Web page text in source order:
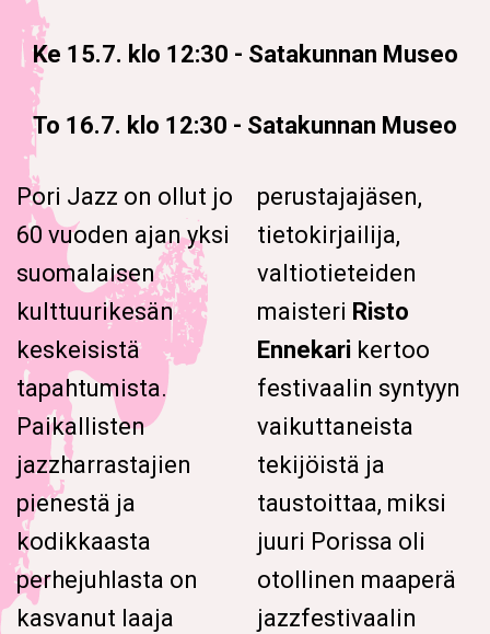
Ke 15.7. klo 12:30 - Satakunnan Museo
To 16.7. klo 12:30 - Satakunnan Museo
Pori Jazz on ollut jo
60 vuoden ajan yksi
suomalaisen
kulttuurikesän
keskeisistä
tapahtumista.
Paikallisten
jazzharrastajien
pienestä ja
kodikkaasta
perhejuhlasta on
kasvanut laaja
perustajajäsen,
tietokirjailija,
valtiotieteiden
maisteri Risto
Ennekari kertoo
festivaalin syntyyn
vaikuttaneista
tekijöistä ja
taustoittaa, miksi
juuri Porissa oli
otollinen maaperä
jazzfestivaalin